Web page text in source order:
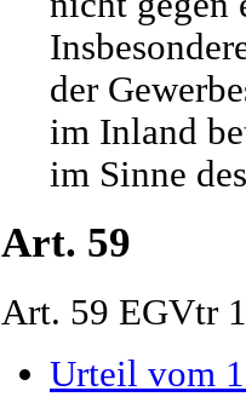
der
im Inland
im Sinne
Art. 59
Art. 59 EGVtr
Urteil vom